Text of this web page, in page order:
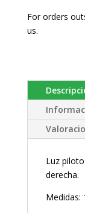
For orders
us.
Luz
derecha.
Medidas: